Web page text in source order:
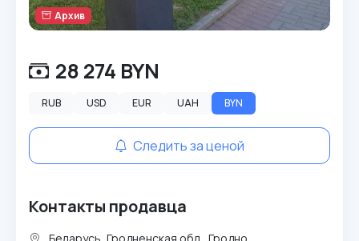
Архив
28 274 BYN
RUB USD EUR UAH BYN
Следить за ценой
Контакты продавца